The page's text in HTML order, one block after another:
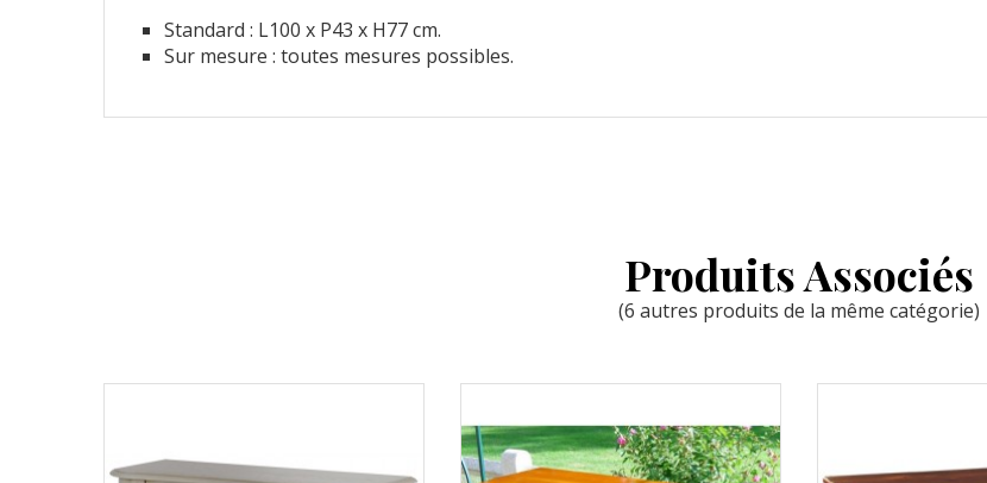
Standard : L100 x P43 x H77 cm.
Sur mesure : toutes mesures possibles.
Produits Associés
(6 autres produits de la même catégorie)